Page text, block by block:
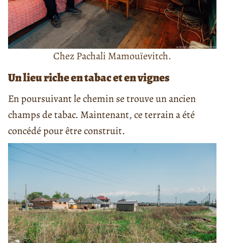
Chez Pachali Mamouïevitch.
Un lieu riche en tabac et en vignes
En poursuivant le chemin se trouve un ancien
champs de tabac. Maintenant, ce terrain a été
concédé pour être construit.